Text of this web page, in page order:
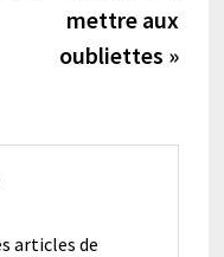
mettre aux
oubliettes »
articles de